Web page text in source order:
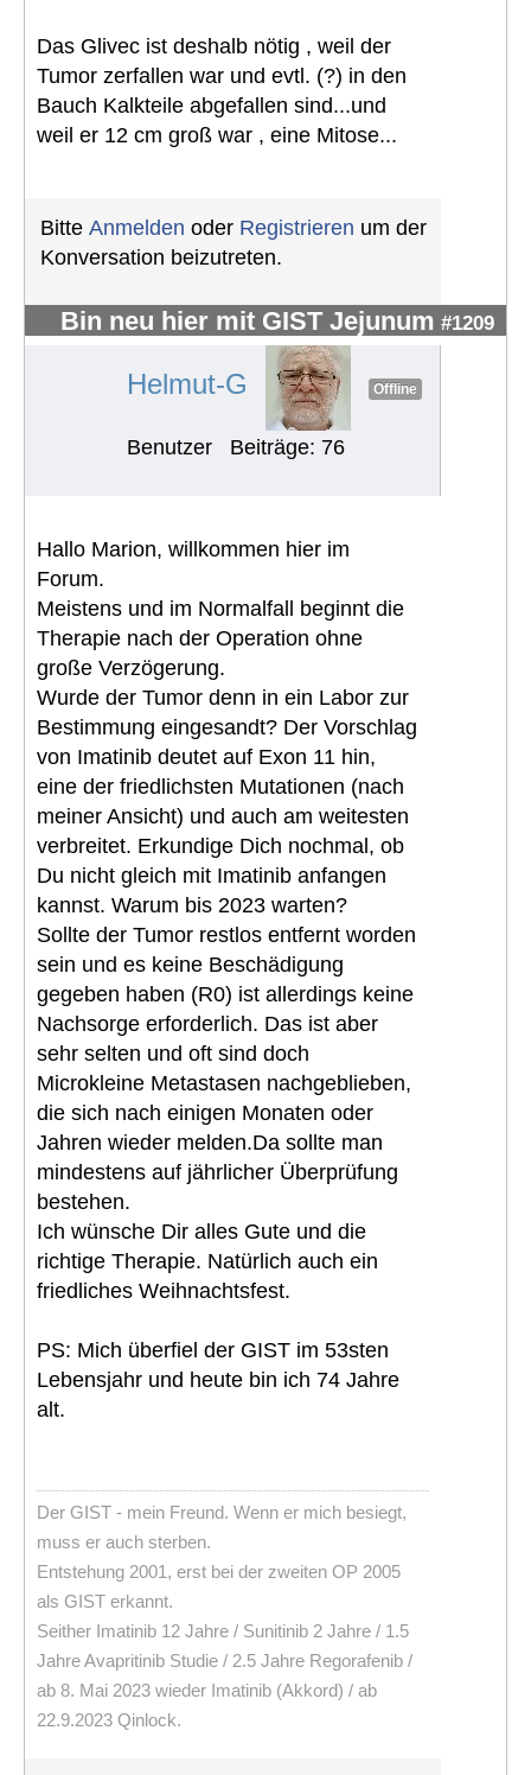
Das Glivec ist deshalb nötig , weil der
Tumor zerfallen war und evtl. (?) in den
Bauch Kalkteile abgefallen sind...und
weil er 12 cm groß war , eine Mitose...
Bitte Anmelden oder Registrieren um der
Konversation beizutreten.
Bin neu hier mit GIST Jejunum #1209
Helmut-G Offline
Benutzer Beiträge: 76
Hallo Marion, willkommen hier im
Forum.
Meistens und im Normalfall beginnt die
Therapie nach der Operation ohne
große Verzögerung.
Wurde der Tumor denn in ein Labor zur
Bestimmung eingesandt? Der Vorschlag
von Imatinib deutet auf Exon 11 hin,
eine der friedlichsten Mutationen (nach
meiner Ansicht) und auch am weitesten
verbreitet. Erkundige Dich nochmal, ob
Du nicht gleich mit Imatinib anfangen
kannst. Warum bis 2023 warten?
Sollte der Tumor restlos entfernt worden
sein und es keine Beschädigung
gegeben haben (R0) ist allerdings keine
Nachsorge erforderlich. Das ist aber
sehr selten und oft sind doch
Microkleine Metastasen nachgeblieben,
die sich nach einigen Monaten oder
Jahren wieder melden.Da sollte man
mindestens auf jährlicher Überprüfung
bestehen.
Ich wünsche Dir alles Gute und die
richtige Therapie. Natürlich auch ein
friedliches Weihnachtsfest.
PS: Mich überfiel der GIST im 53sten
Lebensjahr und heute bin ich 74 Jahre
alt.
Der GIST - mein Freund. Wenn er mich besiegt,
muss er auch sterben.
Entstehung 2001, erst bei der zweiten OP 2005
als GIST erkannt.
Seither Imatinib 12 Jahre / Sunitinib 2 Jahre / 1.5
Jahre Avapritinib Studie / 2.5 Jahre Regorafenib /
ab 8. Mai 2023 wieder Imatinib (Akkord) / ab
22.9.2023 Qinlock.